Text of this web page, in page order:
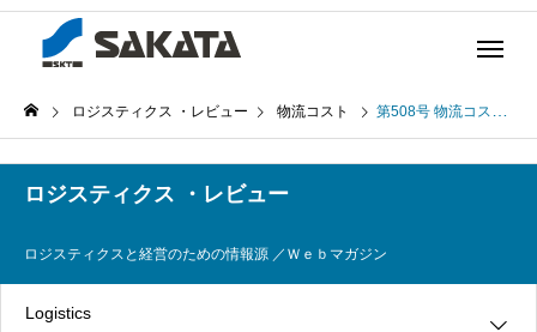
ロジスティクス ・レビュー 物流コスト 第508号 物流コストの上昇を抑えるために (2023年5月23日発行)
ロジスティクス ・レビュー
ロジスティクスと経営のための情報源 ／Ｗｅｂマガジン
Logistics